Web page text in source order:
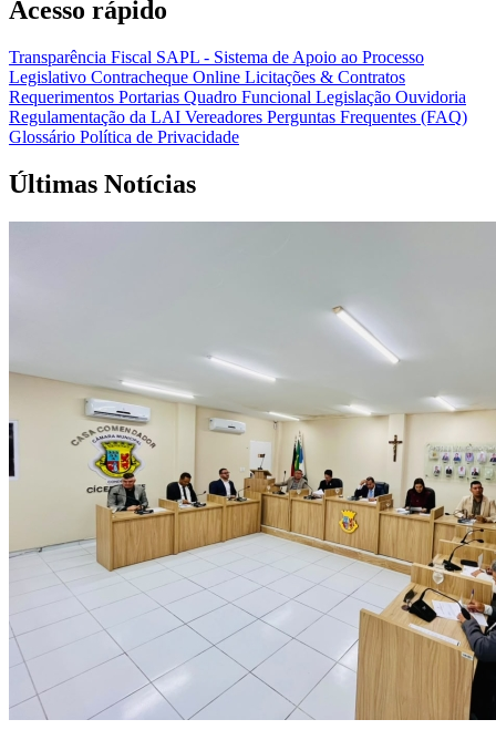
Acesso rápido
Transparência Fiscal SAPL - Sistema de Apoio ao Processo
Legislativo Contracheque Online Licitações & Contratos
Requerimentos Portarias Quadro Funcional Legislação Ouvidoria
Regulamentação da LAI Vereadores Perguntas Frequentes (FAQ)
Glossário Política de Privacidade
Últimas Notícias